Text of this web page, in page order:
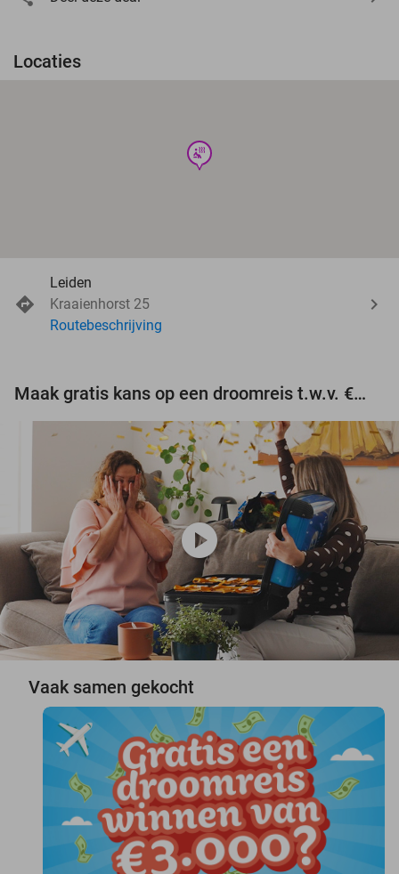
Locaties
wellness
Leiden
Kraaienhorst 25
Routebeschrijving
Maak gratis kans op een droomreis t.w.v. €3.000!
play_circle
Vaak samen gekocht